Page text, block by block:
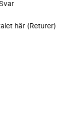
här (Returer)